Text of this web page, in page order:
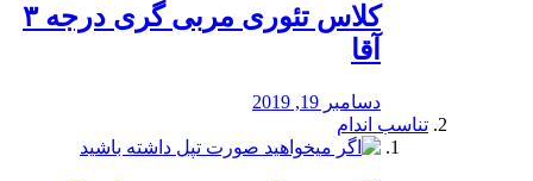
کلاس تئوری مربی گری درجه ۳
آقا
دسامبر 19, 2019
تناسب اندام